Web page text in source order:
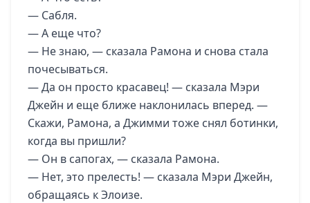
— Сабля.
— А еще что?
— Не знаю, — сказала Рамона и снова стала
почесываться.
— Да он просто красавец! — сказала Мэри
Джейн и еще ближе наклонилась вперед. —
Скажи, Рамона, а Джимми тоже снял ботинки,
когда вы пришли?
— Он в сапогах, — сказала Рамона.
— Нет, это прелесть! — сказала Мэри Джейн,
обращаясь к Элоизе.